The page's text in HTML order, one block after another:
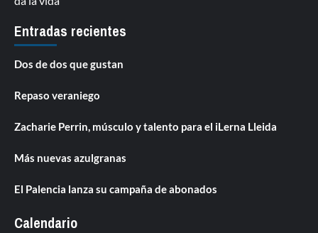
Entradas recientes
Dos de dos que gustan
Repaso veraniego
Zacharie Perrin, músculo y talento para el iLerna Lleida
Más nuevas azulgranas
El Palencia lanza su campaña de abonados
Calendario